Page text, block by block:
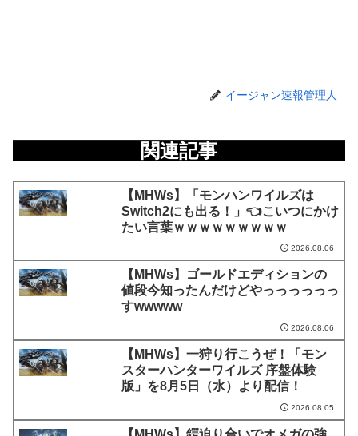
イージャン速報管理人
関連記事
【MHWs】「モンハンワイルズは
Switch2にも出る！」👈こいつにかけ
たい言葉ｗｗｗｗｗｗｗｗｗ
2026.08.06
【MHWs】ゴールドエディションの
値段今知ったんだけどやっっっっっっ
すwwwww
2026.08.06
【MHWs】一狩り行こうぜ！「モン
スターハンターワイルズ 序盤体験
版」を8月5日（水）より配信！
2026.08.05